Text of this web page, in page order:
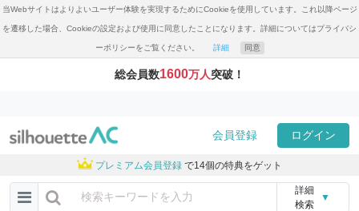
当Webサイトはよりよいユーザー体験を実現するためにCookieを使用しています。これ以降ページ
を遷移した場合、Cookieの設定および使用に同意したことになります。詳細についてはプライバシ
ーポリシーをご覧ください。 詳細 同意
総会員数1600万人突破！
会員登録 ログイン
プレミアム会員登録 で14個の特典をゲット
詳細
検索
▼